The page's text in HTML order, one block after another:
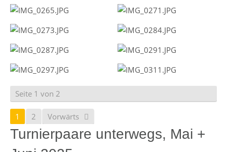
Seite 1 von 2
1 2 Vorwärts
Turnierpaare unterwegs, Mai +